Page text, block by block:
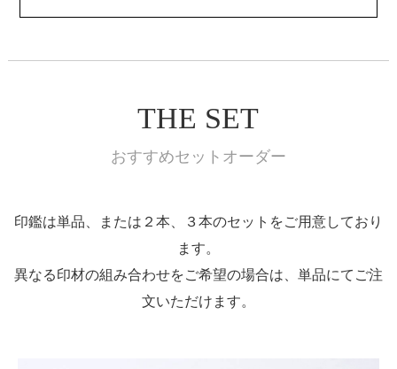
THE SET
おすすめセットオーダー
印鑑は単品、または２本、３本のセットをご用意しており
ます。
異なる印材の組み合わせをご希望の場合は、単品にてご注
文いただけます。